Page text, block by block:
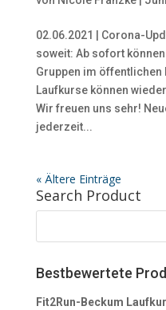
02.06.2021 | Corona-
soweit: Ab sofort
Gruppen im öffentlichen
Laufkurse können
Wir freuen uns sehr!
jederzeit...
« Ältere Einträge
Search Product
Bestbewertete
Fit2Run-Beckum